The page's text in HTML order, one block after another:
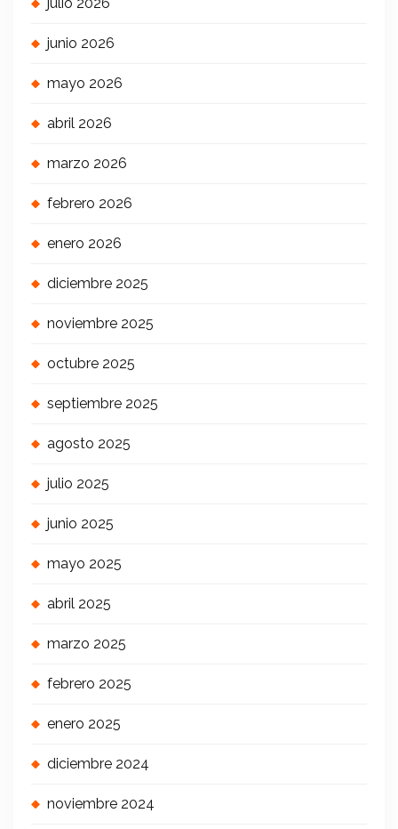
julio 2026
junio 2026
mayo 2026
abril 2026
marzo 2026
febrero 2026
enero 2026
diciembre 2025
noviembre 2025
octubre 2025
septiembre 2025
agosto 2025
julio 2025
junio 2025
mayo 2025
abril 2025
marzo 2025
febrero 2025
enero 2025
diciembre 2024
noviembre 2024